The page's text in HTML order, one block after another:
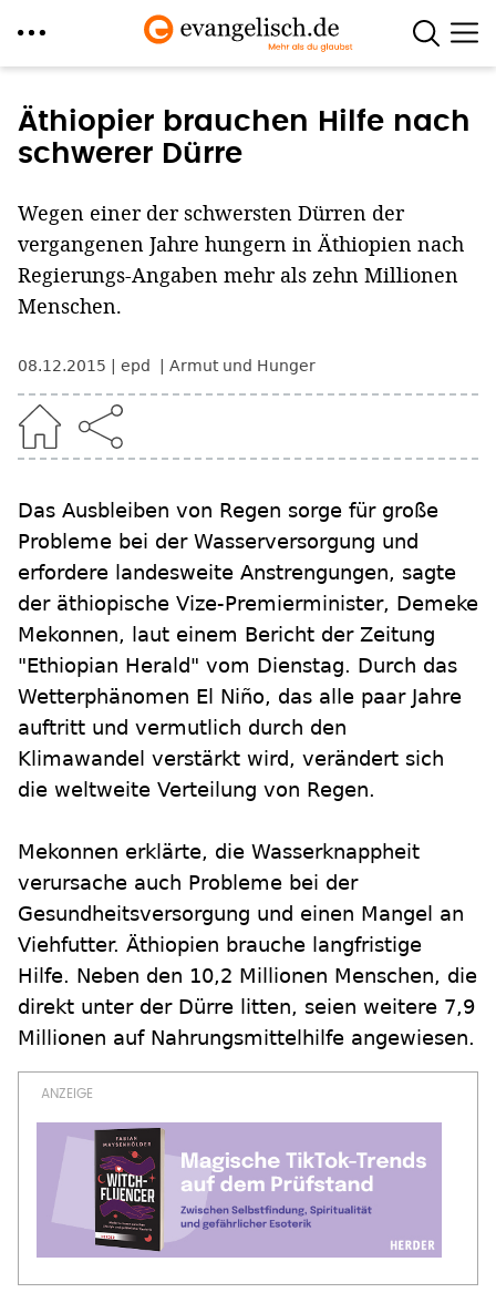
zum
Inhalt
Äthiopier brauchen Hilfe nach
schwerer Dürre
Wegen einer der schwersten Dürren der
vergangenen Jahre hungern in Äthiopien nach
Regierungs-Angaben mehr als zehn Millionen
Menschen.
08.12.2015 epd Armut und Hunger
Das Ausbleiben von Regen sorge für große
Probleme bei der Wasserversorgung und
erfordere landesweite Anstrengungen, sagte
der äthiopische Vize-Premierminister, Demeke
Mekonnen, laut einem Bericht der Zeitung
"Ethiopian Herald" vom Dienstag. Durch das
Wetterphänomen El Niño, das alle paar Jahre
auftritt und vermutlich durch den
Klimawandel verstärkt wird, verändert sich
die weltweite Verteilung von Regen.
Mekonnen erklärte, die Wasserknappheit
verursache auch Probleme bei der
Gesundheitsversorgung und einen Mangel an
Viehfutter. Äthiopien brauche langfristige
Hilfe. Neben den 10,2 Millionen Menschen, die
direkt unter der Dürre litten, seien weitere 7,9
Millionen auf Nahrungsmittelhilfe angewiesen.